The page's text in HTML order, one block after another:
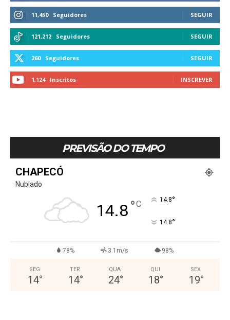
11,450 Seguidores SEGUIR
121,212 Seguidores SEGUIR
260 Seguidores SEGUIR
1,124 Inscritos INSCREVER
PREVISÃO DO TEMPO
CHAPECÓ
Nublado
14.8°C 14.8°
14.8°
78% 3.1m/s 98%
SEG
14°
TER
14°
QUA
24°
QUI
18°
SEX
19°